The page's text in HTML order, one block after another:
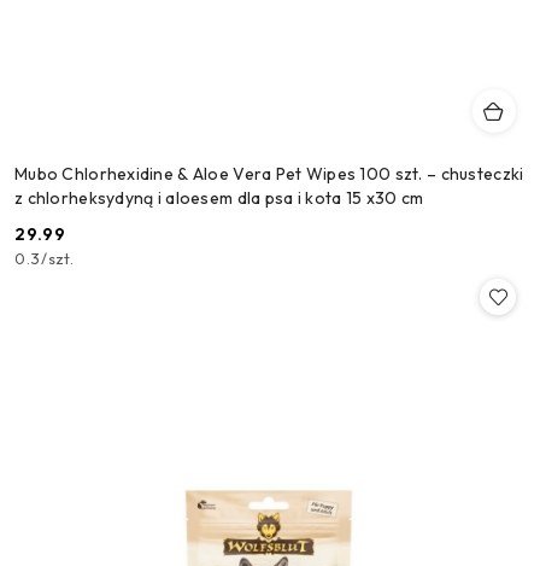
Mubo Chlorhexidine & Aloe Vera Pet Wipes 100 szt. – chusteczki
z chlorheksydyną i aloesem dla psa i kota 15 x30 cm
Cena:
29.99
0.3/szt.